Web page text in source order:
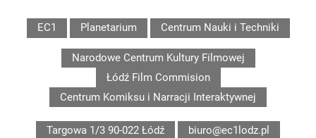
EC1 Planetarium Centrum Nauki i Techniki
Narodowe Centrum Kultury Filmowej
Łódź Film Commision
Centrum Komiksu i Narracji Interaktywnej
Targowa 1/3 90-022 Łódź
biuro@ec1lodz.pl